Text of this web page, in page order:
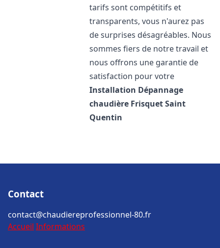
tarifs sont compétitifs et
transparents, vous n'aurez pas
de surprises désagréables. Nous
sommes fiers de notre travail et
nous offrons une garantie de
satisfaction pour votre
Installation Dépannage
chaudière FrisquetSaint
Quentin
Contact
contact@chaudiereprofessionnel-80.fr
Accueil Informations